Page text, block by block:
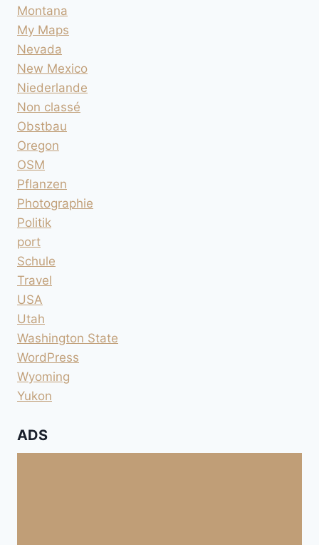
Montana
My Maps
Nevada
New Mexico
Niederlande
Non classé
Obstbau
Oregon
OSM
Pflanzen
Photographie
Politik
port
Schule
Travel
USA
Utah
Washington State
WordPress
Wyoming
Yukon
ADS